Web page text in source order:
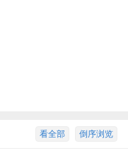
倒序浏览
看全部